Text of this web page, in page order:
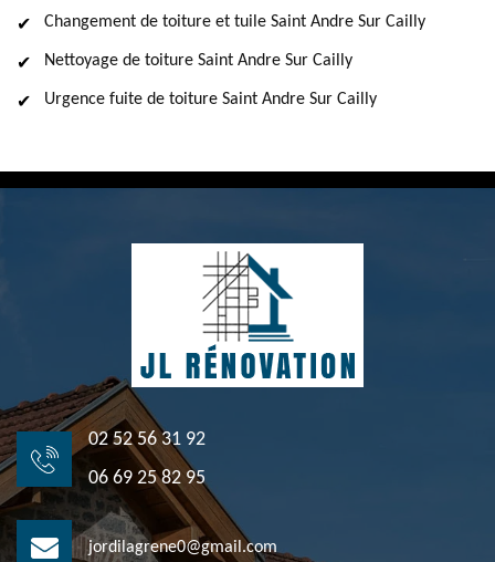
Changement de toiture et tuile Saint Andre Sur Cailly
Nettoyage de toiture Saint Andre Sur Cailly
Urgence fuite de toiture Saint Andre Sur Cailly
02 52 56 31 92
06 69 25 82 95
jordilagrene0@gmail.com